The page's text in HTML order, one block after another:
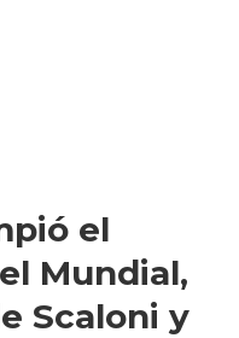
el
Mundial,
Scaloni y